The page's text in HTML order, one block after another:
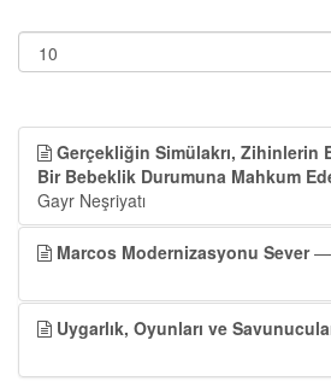
Gerçekliğin Simülakrı, Zihinlerin
Bir Bebeklik Durumuna Mahkum
Gayr Neşriyatı
Marcos Modernizasyonu Sever—
Uygarlık, Oyunları ve